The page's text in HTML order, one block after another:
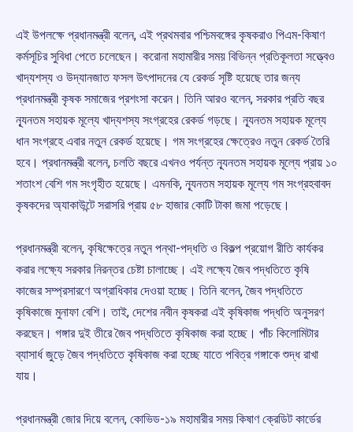
এই উপলক্ষে প্রধানমন্ত্রী বলেন, এই প্রথমবার পশ্চিমবঙ্গের কৃষকরাও পিএম-কিষাণ
কর্মসূচির সুবিধা পেতে চলেছেন। করোনা মহামারীর সময় বিভিন্ন প্রতিকূলতা সত্ত্বেও
খাদ্যশস্য ও উদ্যানজাত ফসল উৎপাদনের যে রেকর্ড সৃষ্টি হয়েছে তার জন্য
প্রধানমন্ত্রী কৃষক সমাজের প্রশংসা করেন। তিনি আরও বলেন, সরকার প্রতি বছর
ন্যূনতম সহায়ক মূল্যে খাদ্যশস্য সংগ্রহের রেকর্ড গড়ছে। ন্যূনতম সহায়ক মূল্যে
ধান সংগ্রহে এবার নতুন রেকর্ড হয়েছে। গম সংগ্রহের ক্ষেত্রেও নতুন রেকর্ড তৈরি
হবে। প্রধানমন্ত্রী বলেন, চলতি বছরে এখনও পর্যন্ত ন্যূনতম সহায়ক মূল্যে প্রায় ১০
শতাংশ বেশি গম সংগৃহীত হয়েছে। এমনকি, ন্যূনতম সহায়ক মূল্যে গম সংগ্রহবাবদ
কৃষকদের অ্যাকাউন্টে সরাসরি প্রায় ৫৮ হাজার কোটি টাকা জমা পড়েছে।
প্রধানমন্ত্রী বলেন, কৃষিক্ষেত্রে নতুন পন্থা-পদ্ধতি ও বিকল্প প্রয়োগ রীতি কার্যকর
করার লক্ষ্যে সরকার নিরন্তর চেষ্টা চালাচ্ছে। এই লক্ষ্যে জৈব পদ্ধতিতে কৃষি
কাজের সম্প্রসারণে অগ্রাধিকার দেওয়া হচ্ছে। তিনি বলেন, জৈব পদ্ধতিতে
কৃষিকাজে মুনাফা বেশি। তাই, দেশের নবীন কৃষকরা এই কৃষিকাজ পদ্ধতি অনুসরণ
করছেন। গঙ্গার দুই তীরে জৈব পদ্ধতিতে কৃষিকাজ করা হচ্ছে। পাঁচ কিলোমিটার
ব্যাসার্ধ জুড়ে জৈব পদ্ধতিতে কৃষিকাজ করা হচ্ছে যাতে পবিত্র গঙ্গাকে শুদ্ধ রাখা
যায়।
প্রধানমন্ত্রী জোর দিয়ে বলেন, কোভিড-১৯ মহামারীর সময় কিষাণ ক্রেডিট কার্ডের